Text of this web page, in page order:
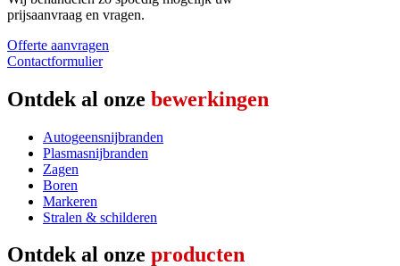
prijsaanvraag en vragen.
Offerte aanvragen
Contactformulier
Ontdek al onze bewerkingen
Autogeensnijbranden
Plasmasnijbranden
Zagen
Boren
Markeren
Stralen & schilderen
Ontdek al onze producten